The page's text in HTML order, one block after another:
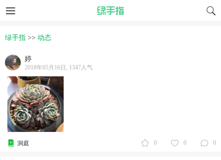
绿手指 >> 动态
婷
2018年05月16日, 1347人气
0 0 0
洞庭